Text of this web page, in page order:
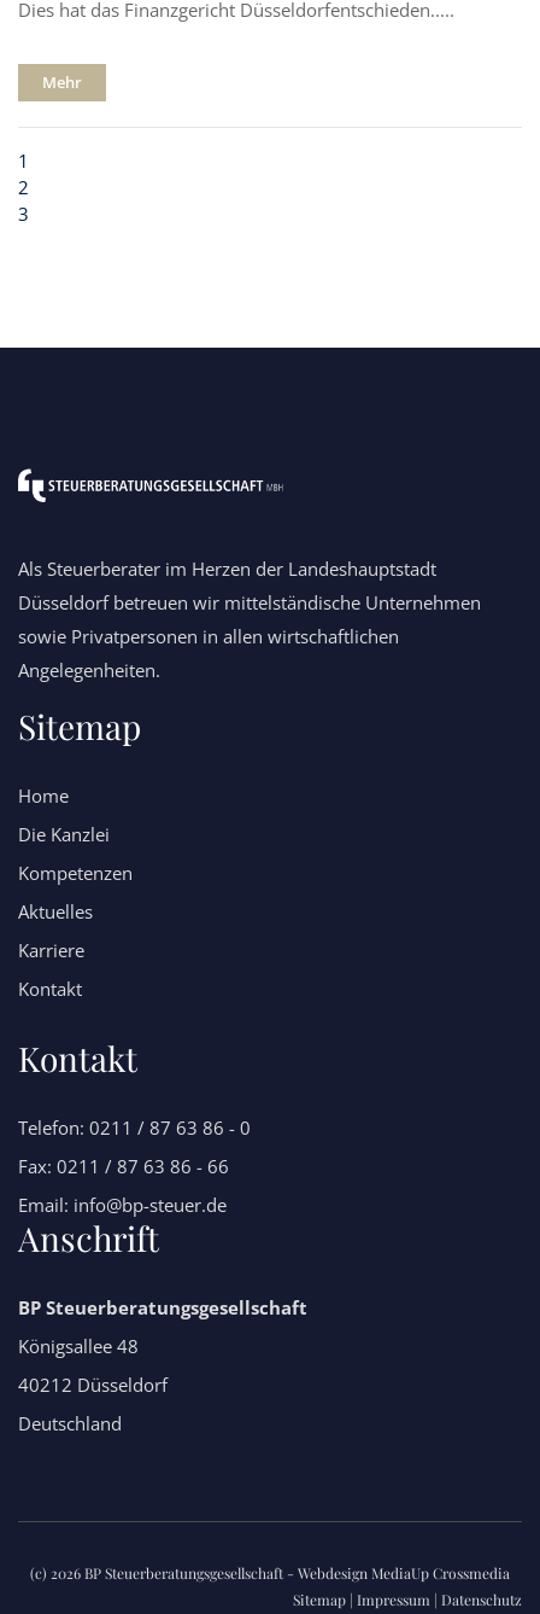
Dies hat das Finanzgericht Düsseldorfentschieden.....
Mehr
1
2
3
Als Steuerberater im Herzen der Landeshauptstadt
Düsseldorf betreuen wir mittelständische Unternehmen
sowie Privatpersonen in allen wirtschaftlichen
Angelegenheiten.
Sitemap
Home
Die Kanzlei
Kompetenzen
Aktuelles
Karriere
Kontakt
Kontakt
Telefon: 0211 / 87 63 86 - 0
Fax: 0211 / 87 63 86 - 66
Email: info@bp-steuer.de
Anschrift
BP Steuerberatungsgesellschaft
Königsallee 48
40212 Düsseldorf
Deutschland
(c) 2026 BP Steuerberatungsgesellschaft - Webdesign MediaUp Crossmedia
Sitemap | Impressum | Datenschutz